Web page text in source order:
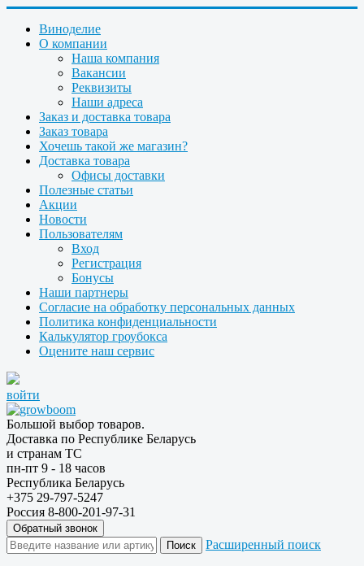
Виноделие
О компании
Наша компания
Вакансии
Реквизиты
Наши адреса
Заказ и доставка товара
Заказ товара
Хочешь такой же магазин?
Доставка товара
Офисы доставки
Полезные статьи
Акции
Новости
Пользователям
Вход
Регистрация
Бонусы
Наши партнеры
Согласие на обработку персональных данных
Политика конфиденциальности
Калькулятор гроубокса
Оцените наш сервис
войти
Большой выбор товаров.
Доставка по Республике Беларусь
и странам ТС
пн-пт 9 - 18 часов
Республика Беларусь
+375 29-797-5247
Россия 8-800-201-97-31
Обратный звонок
Расширенный поиск